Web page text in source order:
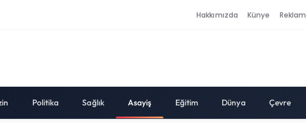
Hakkımızda Künye Reklam
Politika Sağlık Asayiş Eğitim Dünya Çevre